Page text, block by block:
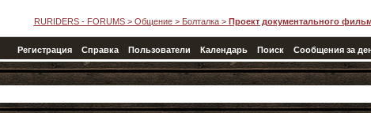
RURIDERS - FORUMS > Общение > Болталка> Проект документального
Регистрация Справка Пользователи Календарь Поиск Сообщения за